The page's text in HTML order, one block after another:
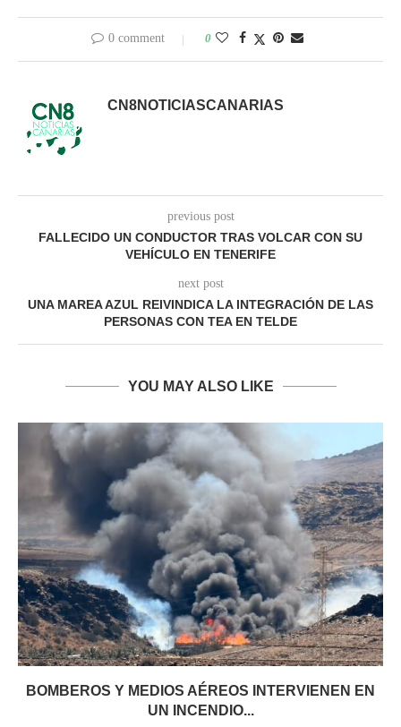
0 comment 0
CN8NOTICIASCANARIAS
previous post
FALLECIDO UN CONDUCTOR TRAS VOLCAR CON SU
VEHÍCULO EN TENERIFE
next post
UNA MAREA AZUL REIVINDICA LA INTEGRACIÓN DE LAS
PERSONAS CON TEA EN TELDE
YOU MAY ALSO LIKE
BOMBEROS Y MEDIOS AÉREOS INTERVIENEN EN
UN INCENDIO...